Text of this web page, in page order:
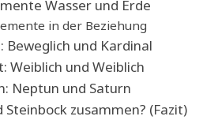
Wasser und Erde
in der Beziehung
und Kardinal
Weiblich und Weiblich
Neptun und Saturn
Steinbock zusammen? (Fazit)